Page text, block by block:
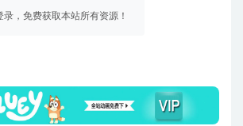
录，免费获取本站所有资源！